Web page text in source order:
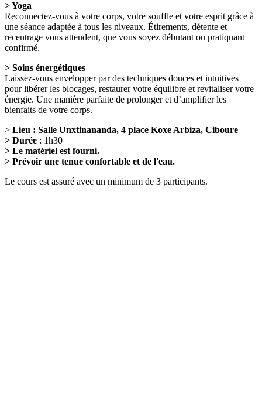
> Yoga
Reconnectez-vous à votre corps, votre souffle et votre esprit grâce à
une séance adaptée à tous les niveaux. Étirements, détente et
recentrage vous attendent, que vous soyez débutant ou pratiquant
confirmé.
> Soins énergétiques
Laissez-vous envelopper par des techniques douces et intuitives
pour libérer les blocages, restaurer votre équilibre et revitaliser votre
énergie. Une manière parfaite de prolonger et d’amplifier les
bienfaits de votre corps.
> Lieu : Salle Unxtinananda, 4 place Koxe Arbiza, Ciboure
> Durée : 1h30
> Le matériel est fourni.
> Prévoir une tenue confortable et de l'eau.
Le cours est assuré avec un minimum de 3 participants.